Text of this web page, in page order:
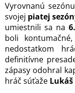
Vyrovnanú
svojej piatej
umiestnili sa na
boli
nedostatkom
definitívne
zápasy odohral
hráč súťaže Lukáš